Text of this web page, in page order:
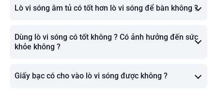
Lò vi sóng âm tủ có tốt hơn lò vi sóng để bàn không ?
Dùng lò vi sóng có tốt không ? Có ảnh hưởng đến sức
khỏe không ?
Giấy bạc có cho vào lò vi sóng được không ?